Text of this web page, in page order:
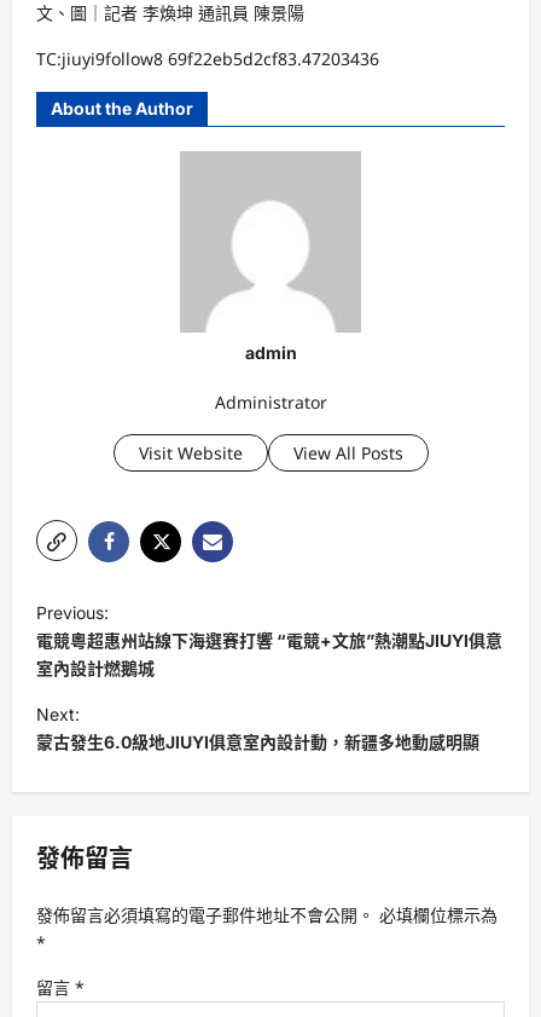
文、圖｜記者 李煥坤 通訊員 陳景陽
TC:jiuyi9follow8 69f22eb5d2cf83.47203436
About the Author
admin
Administrator
Visit Website View All Posts
o
s
t
n
a
i
a
t
i
Previous:
電競粵超惠州站線下海選賽打響 “電競+文旅”熱潮點JIUYI俱意
室內設計燃鵝城
Next:
蒙古發生6.0級地JIUYI俱意室內設計動，新疆多地動感明顯
發佈留言
發佈留言必須填寫的電子郵件地址不會公開。 必填欄位標示為
*
留言 *